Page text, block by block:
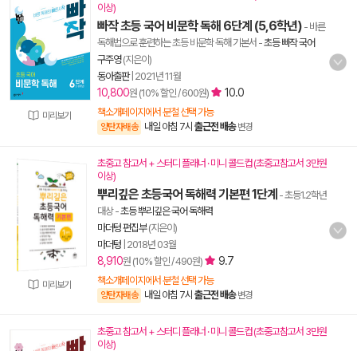
미리보기
이상)
빠작 초등 국어 비문학 독해 6단계 (5,6학년) - 바른
독해법으로 훈련하는 초등 비문학 독해 기본서 -초등 빠작 국어
구주영(지은이)
동아출판| 2021년 11월
10,800원 (10% 할인 / 600원) 10.0
책소개페이지에서 분철 선택 가능
양탄자배송 내일 아침 7시 출근전 배송 변경
미리보기
초중고 참고서 + 스터디 플래너 · 미니 콜드컵 (초중고참고서 3만원
이상)
뿌리깊은 초등국어 독해력 기본편 1단계 - 초등1.2학년
대상-초등 뿌리깊은 국어 독해력
마더텅 편집부(지은이)
마더텅 2018년 03월
8,910원 (10% 할인 / 490원) 9.7
책소개페이지에서 분철 선택 가능
양탄자배송 내일 아침 7시 출근전 배송 변경
초중고 참고서 + 스터디 플래너 · 미니 콜드컵 (초중고참고서 3만원
이상)